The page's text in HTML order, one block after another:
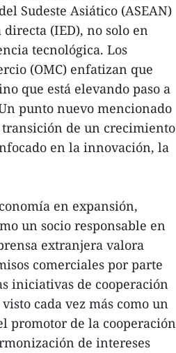
Sudeste Asiático (ASEAN)
(IED), no solo en
tecnológica. Los
(OMC) enfatizan que
que está elevando paso a
punto nuevo mencionado
de un crecimiento
en la innovación, la
en expansión,
un socio responsable en
extranjera valora
comerciales por parte
iniciativas de cooperación
cada vez más como un
promotor de la cooperación
de intereses